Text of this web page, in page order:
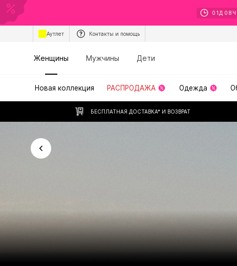
01 Д 08 Ч
Аутлет Контакты и помощь
Женщины Мужчины Дети
Новая коллекция РАСПРОДАЖА Одежда
БЕСПЛАТНАЯ ДОСТАВКА* И ВОЗВРАТ